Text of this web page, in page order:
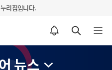
리집입니다.
알림설정 바로가기 검색 바로가기 메뉴 열기
뉴스